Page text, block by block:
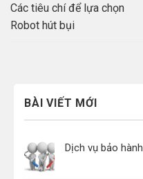
Các tiêu chí để lựa chọn
Robot hút bụi
BÀI VIẾT MỚI
Dịch vụ bảo hành